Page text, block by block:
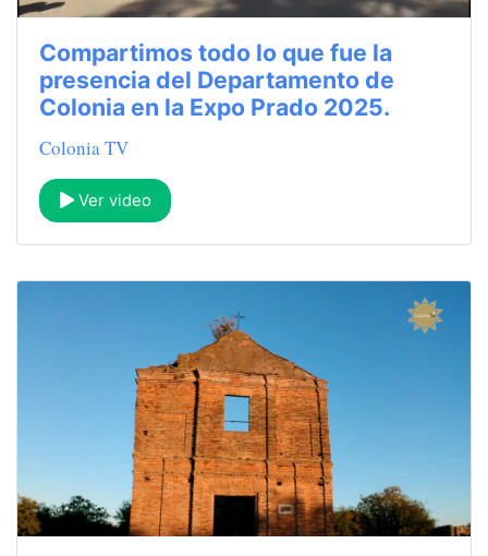
Compartimos todo lo que fue la
presencia del Departamento de
Colonia en la Expo Prado 2025.
Colonia TV
Ver video